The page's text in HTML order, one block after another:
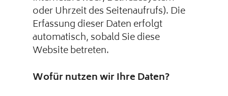
oder Uhrzeit des Seitenaufrufs). Die
Erfassung dieser Daten erfolgt
automatisch, sobald Sie diese
Website betreten.
Wofür nutzen wir Ihre Daten?